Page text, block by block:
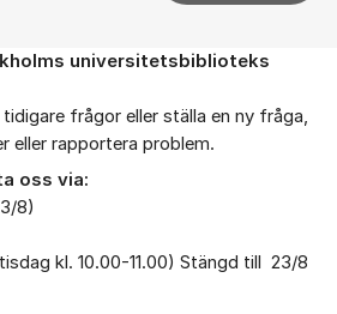
universitetsbiblioteks
frågor eller ställa en ny fråga,
eller rapportera problem.
oss via:
8)
kl. 10.00-11.00) Stängd till 23/8